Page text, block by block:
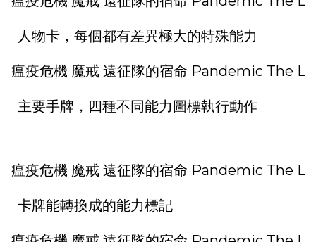
人物卡，每個都有差異極大的特殊能力
主要手牌，四種不同能力圖標執行動作
卡牌能轉換成的能力標記